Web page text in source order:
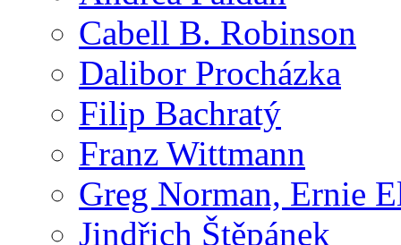
Cabell B. Robinson
Dalibor Procházka
Filip Bachratý
Franz Wittmann
Greg Norman, Ernie
Jindřich Štěpánek